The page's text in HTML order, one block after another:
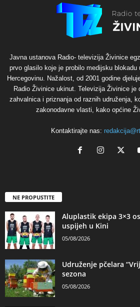
Javna ustanova Radio- televizija Živinice
prvo glasilo koje je probilo medijsku blokadu
Hercegovinu. Nažalost, od 2001 godine
Radio Živinice ukinut. Televizija Živinice je
zahvalnica i priznanja od raznih udruženja,
zakonodavne vlasti, kako općine
Kontaktirajte nas:
NE PROPUSTITE
Aluplastik ekipa 3×3
uspijeh u Kini
05/08/2026
Udruženje pčelara
sezona
05/08/2026